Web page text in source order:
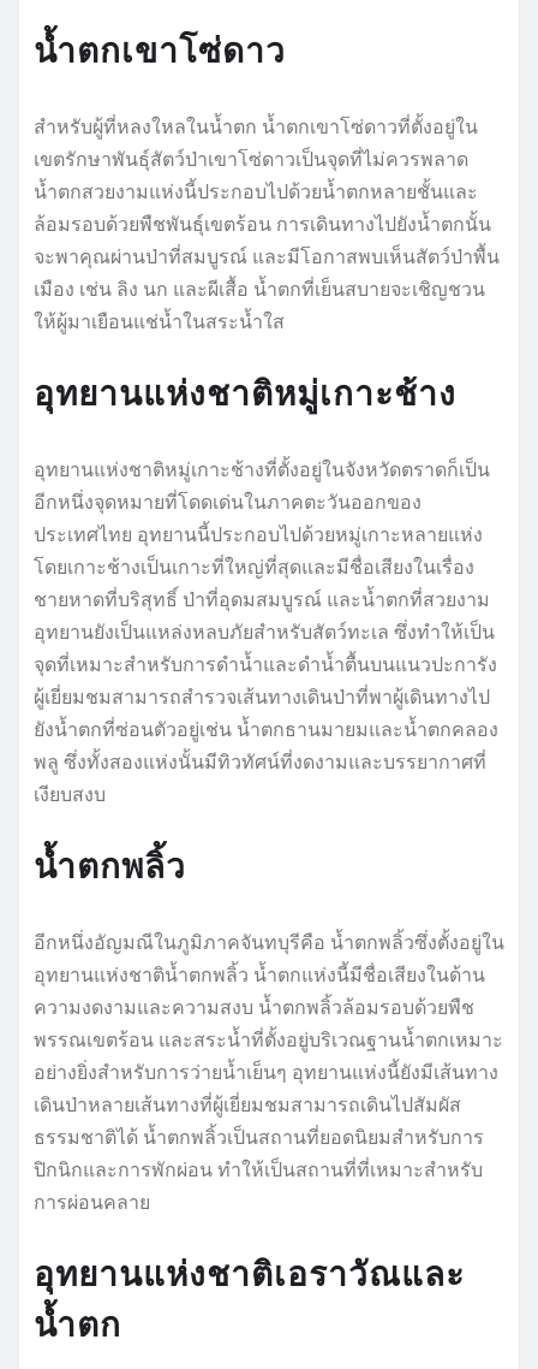
น้ำตกเขาโซ่ดาว
สำหรับผู้ที่หลงใหลในน้ำตก น้ำตกเขาโซ่ดาวที่ตั้งอยู่ใน
เขตรักษาพันธุ์สัตว์ป่าเขาโซ่ดาวเป็นจุดที่ไม่ควรพลาด
น้ำตกสวยงามแห่งนี้ประกอบไปด้วยน้ำตกหลายชั้นและ
ล้อมรอบด้วยพืชพันธุ์เขตร้อน การเดินทางไปยังน้ำตกนั้น
จะพาคุณผ่านป่าที่สมบูรณ์ และมีโอกาสพบเห็นสัตว์ป่าพื้น
เมือง เช่น ลิง นก และผีเสื้อ น้ำตกที่เย็นสบายจะเชิญชวน
ให้ผู้มาเยือนแช่น้ำในสระน้ำใส
อุทยานแห่งชาติหมู่เกาะช้าง
อุทยานแห่งชาติหมู่เกาะช้างที่ตั้งอยู่ในจังหวัดตราดก็เป็น
อีกหนึ่งจุดหมายที่โดดเด่นในภาคตะวันออกของ
ประเทศไทย อุทยานนี้ประกอบไปด้วยหมู่เกาะหลายแห่ง
โดยเกาะช้างเป็นเกาะที่ใหญ่ที่สุดและมีชื่อเสียงในเรื่อง
ชายหาดที่บริสุทธิ์ ป่าที่อุดมสมบูรณ์ และน้ำตกที่สวยงาม
อุทยานยังเป็นแหล่งหลบภัยสำหรับสัตว์ทะเล ซึ่งทำให้เป็น
จุดที่เหมาะสำหรับการดำน้ำและดำน้ำตื้นบนแนวปะการัง
ผู้เยี่ยมชมสามารถสำรวจเส้นทางเดินป่าที่พาผู้เดินทางไป
ยังน้ำตกที่ซ่อนตัวอยู่เช่น น้ำตกธานมายมและน้ำตกคลอง
พลู ซึ่งทั้งสองแห่งนั้นมีทิวทัศน์ที่งดงามและบรรยากาศที่
เงียบสงบ
น้ำตกพลิ้ว
อีกหนึ่งอัญมณีในภูมิภาคจันทบุรีคือ น้ำตกพลิ้วซึ่งตั้งอยู่ใน
อุทยานแห่งชาติน้ำตกพลิ้ว น้ำตกแห่งนี้มีชื่อเสียงในด้าน
ความงดงามและความสงบ น้ำตกพลิ้วล้อมรอบด้วยพืช
พรรณเขตร้อน และสระน้ำที่ตั้งอยู่บริเวณฐานน้ำตกเหมาะ
อย่างยิ่งสำหรับการว่ายน้ำเย็นๆ อุทยานแห่งนี้ยังมีเส้นทาง
เดินป่าหลายเส้นทางที่ผู้เยี่ยมชมสามารถเดินไปสัมผัส
ธรรมชาติได้ น้ำตกพลิ้วเป็นสถานที่ยอดนิยมสำหรับการ
ปิกนิกและการพักผ่อน ทำให้เป็นสถานที่ที่เหมาะสำหรับ
การผ่อนคลาย
อุทยานแห่งชาติเอราวัณและ
น้ำตก